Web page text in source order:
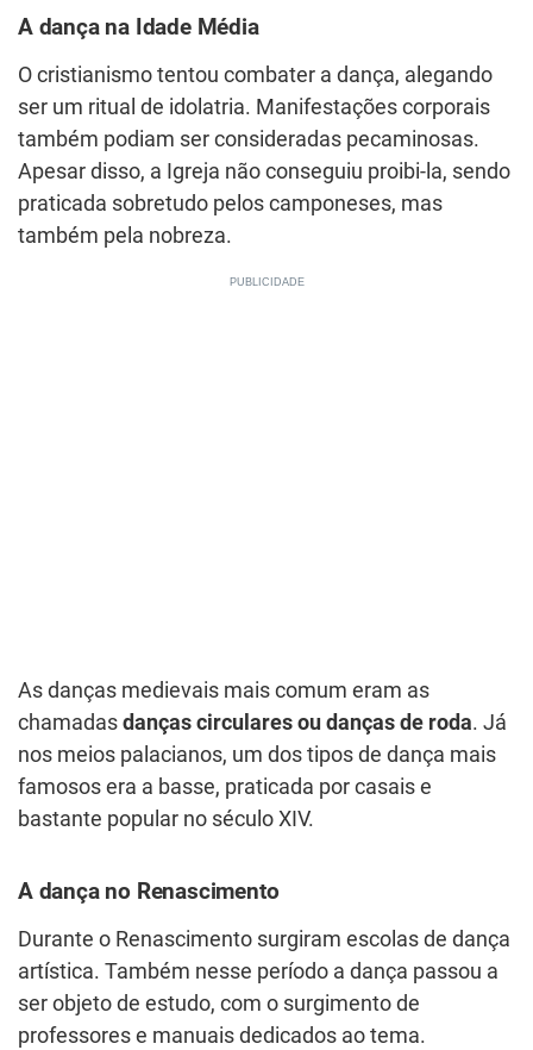
A dança na Idade Média
O cristianismo tentou combater a dança, alegando
ser um ritual de idolatria. Manifestações corporais
também podiam ser consideradas pecaminosas.
Apesar disso, a Igreja não conseguiu proibi-la, sendo
praticada sobretudo pelos camponeses, mas
também pela nobreza.
As danças medievais mais comum eram as
chamadas danças circulares ou danças de roda. Já
nos meios palacianos, um dos tipos de dança mais
famosos era a basse, praticada por casais e
bastante popular no século XIV.
A dança no Renascimento
Durante o Renascimento surgiram escolas de dança
artística. Também nesse período a dança passou a
ser objeto de estudo, com o surgimento de
professores e manuais dedicados ao tema.